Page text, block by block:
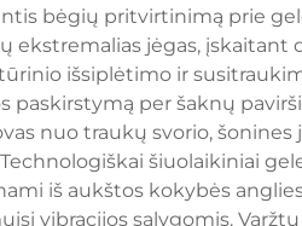
bėgių pritvirtinimą prie
ekstremalias jėgas,
išsiplėtimo ir
paskirstymą per šaknų
nuo traukų svorio,
šiuolaikiniai
iš aukštos kokybės
vibracijos sąlygomis.